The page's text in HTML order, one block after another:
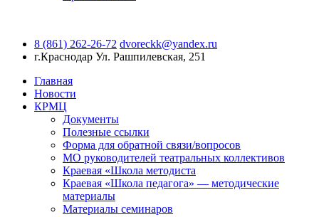
8 (861) 262-26-72 dvoreckk@yandex.ru
г.Краснодар Ул. Рашпилевская, 251
Главная
Новости
КРМЦ
Документы
Полезные ссылки
Форма для обратной связи/вопросов
МО руководителей театральных коллективов
Краевая «Школа методиста
Краевая «Школа педагога» — методические
материалы
Материалы семинаров